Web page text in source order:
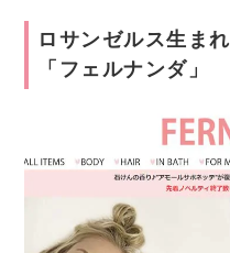
ロサンゼルス生ま
「フェルナンダ」